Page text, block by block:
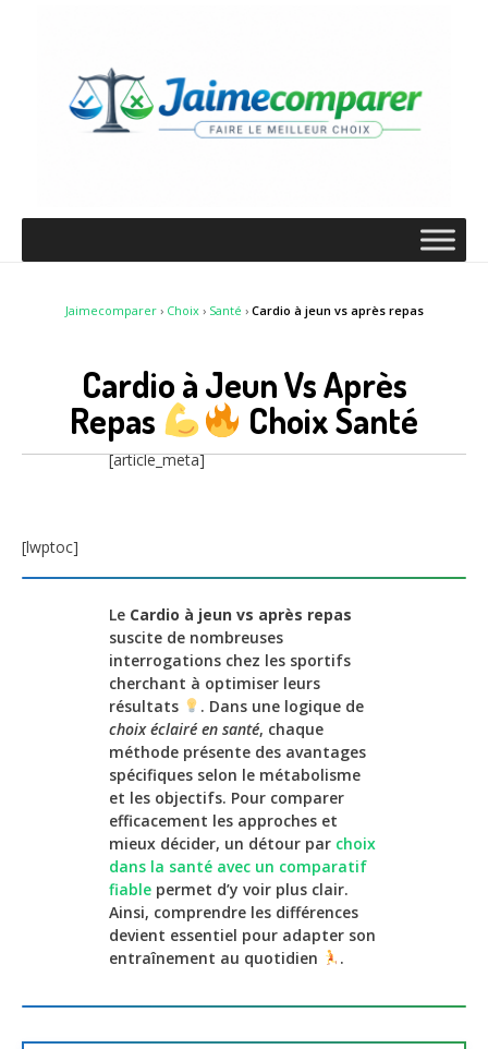
Jaimecomparer› Choix› Santé › Cardio à jeun vs après repas
Cardio à Jeun Vs Après
Repas
Choix Santé
[article_meta]
[lwptoc]
Le Cardio à jeun vs après repas
suscite de nombreuses
interrogations chez les sportifs
cherchant à optimiser leurs
résultats
. Dans une logique de
choix éclairé en santé, chaque
méthode présente des avantages
spécifiques selon le métabolisme
et les objectifs. Pour comparer
efficacement les approches et
mieux décider, un détour par choix
dans la santé avec un comparatif
fiable permet d’y voir plus clair.
Ainsi, comprendre les différences
devient essentiel pour adapter son
entraînement au quotidien
.